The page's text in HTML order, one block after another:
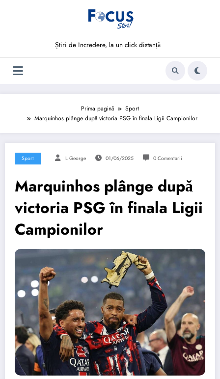
Știri de încredere, la un click distanță
Prima pagină
Sport
Marquinhos plânge după victoria PSG în finala Ligii Campionilor
Sport L George 01/06/2025 0 Comentarii
Marquinhos plânge după
victoria PSG în finala Ligii
Campionilor